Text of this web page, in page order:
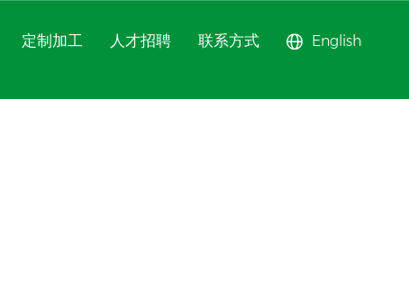
定制加工 人才招聘 联系方式 English